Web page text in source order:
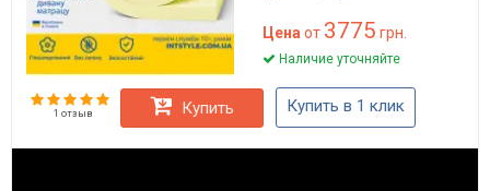
Цена от 3775 грн.
Наличие уточняйте
1 отзыв Купить Купить в 1 клик